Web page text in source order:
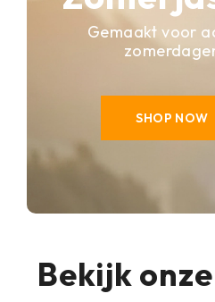
Gemaakt voor
SHOP NOW
Bekijk